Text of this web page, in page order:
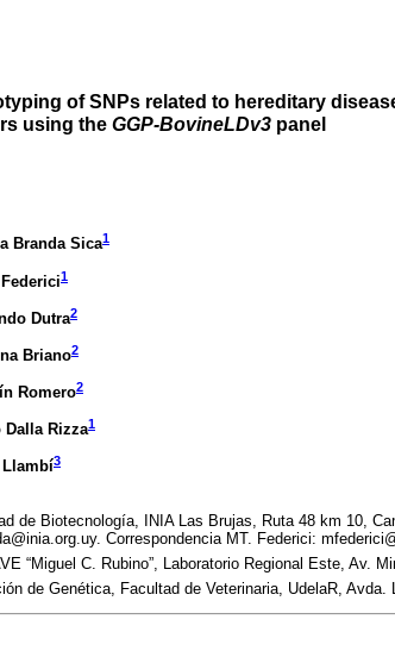
of SNPs related to hereditary
using the GGP-BovineLDv3 panel
Branda Sica1
1
Dutra2
Briano2
Romero2
Dalla Rizza1
3
de Biotecnología, INIA Las Brujas, Ruta 48 km 10,
Correspondencia MT. Federici:
“Miguel C. Rubino”, Laboratorio Regional Este, Av.
de Genética, Facultad de Veterinaria, UdelaR, Avda.